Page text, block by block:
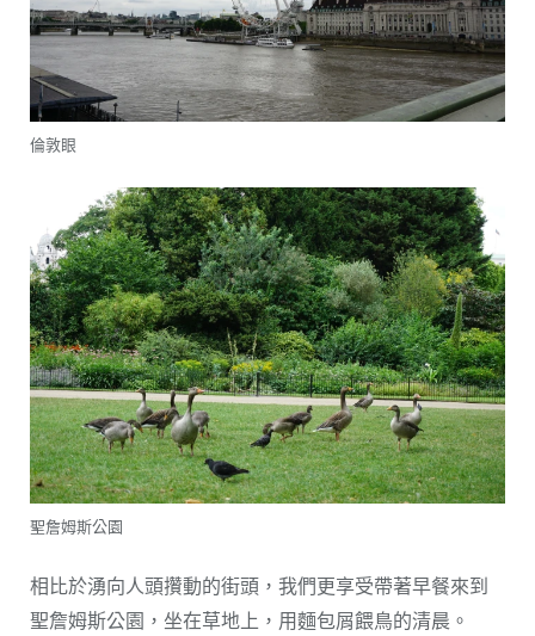
倫敦眼
聖詹姆斯公園
相比於湧向人頭攢動的街頭，我們更享受帶著早餐來到
聖詹姆斯公園，坐在草地上，用麵包屑餵鳥的清晨。